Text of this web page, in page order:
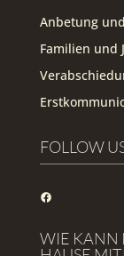
Anbetung
Familien und
FOLLOW
Facebook
WIE KANN